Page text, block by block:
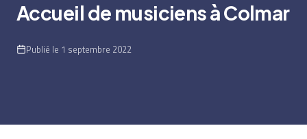
Accueil de musiciens à Colmar
Publié le 1 septembre 2022